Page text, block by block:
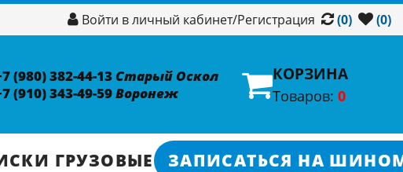
Войти в личный кабинет/Регистрация (0) (0)
(980) 382-44-13 Старый Оскол
(910) 343-49-59Воронеж
КОРЗИНА
Товаров: 0
ГРУЗОВЫЕ ЗАПИСАТЬСЯ НА